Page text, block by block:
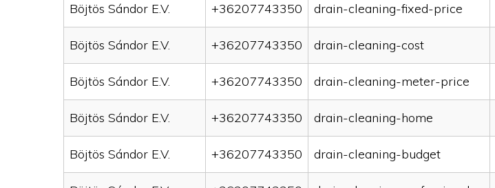
Böjtös Sándor E.V. +36207743350 drain-cleaning-fixed-price
Böjtös Sándor E.V. +36207743350 drain-cleaning-cost
Böjtös Sándor E.V. +36207743350 drain-cleaning-meter-price
Böjtös Sándor E.V. +36207743350 drain-cleaning-home
Böjtös Sándor E.V. +36207743350 drain-cleaning-budget